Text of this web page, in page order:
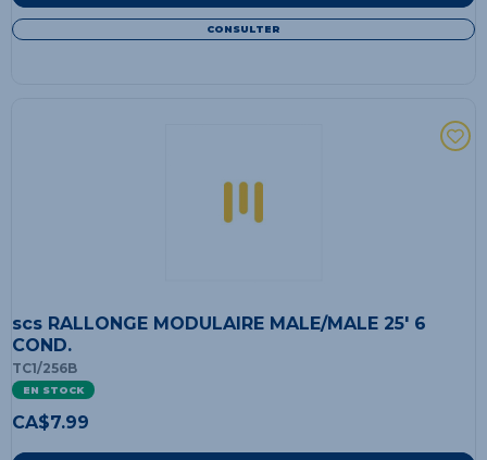
CONSULTER
scs RALLONGE MODULAIRE MALE/MALE 25' 6
COND.
TC1/256B
EN STOCK
CA$7.99